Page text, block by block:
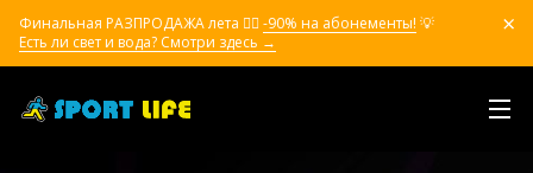
Финальная РАЗПРОДАЖА лета ❤️‍🔥 -90% на абонементы! 💡
Есть ли свет и вода? Смотри здесь →